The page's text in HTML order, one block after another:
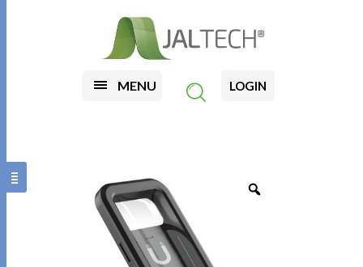
MENU LOGIN